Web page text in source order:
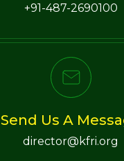
+91-487-2690100
Send Us A
director@kfri.org